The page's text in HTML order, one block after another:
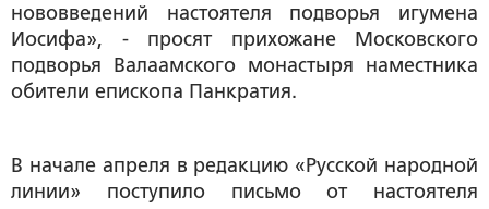
нововведений настоятеля подворья игумена
Иосифа», - просят прихожане Московского
подворья Валаамского монастыря наместника
обители епископа Панкратия.
В начале апреля в редакцию «Русской народной
линии» поступило письмо от настоятеля